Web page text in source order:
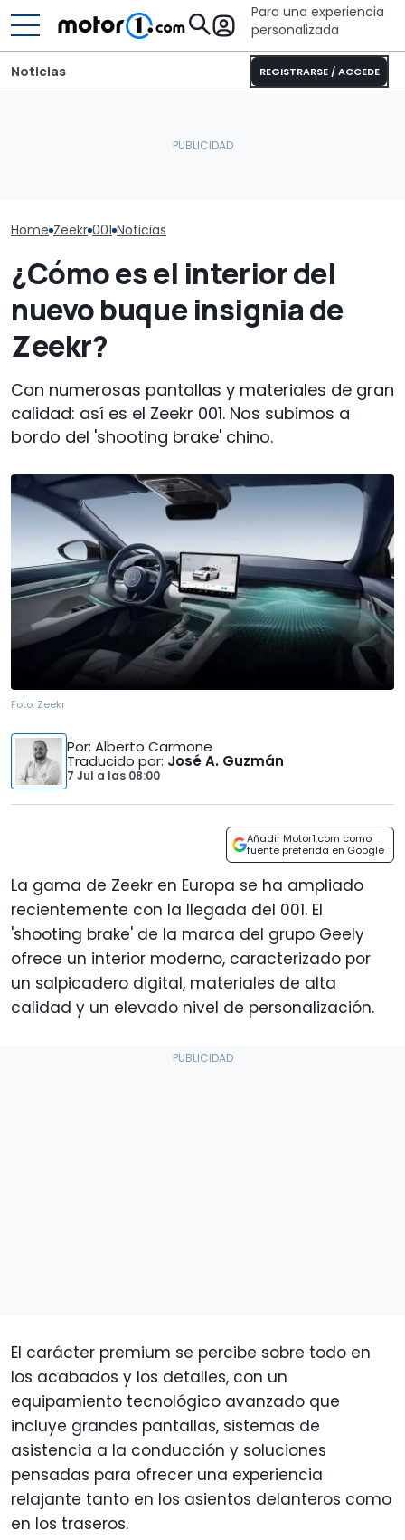
Para una experiencia
personalizada
REGISTRARSE / ACCEDE
Noticias
Home Zeekr 001 Noticias
¿Cómo es el interior del
nuevo buque insignia de
Zeekr?
Con numerosas pantallas y materiales de gran
calidad: así es el Zeekr 001. Nos subimos a
bordo del 'shooting brake' chino.
Foto: Zeekr
Por: Alberto Carmone
Traducido por: José A. Guzmán
7 Jul a las 08:00
Añadir Motor1.com como
fuente preferida en Google
La gama de Zeekr en Europa se ha ampliado
recientemente con la llegada del 001. El
'shooting brake' de la marca del grupo Geely
ofrece un interior moderno, caracterizado por
un salpicadero digital, materiales de alta
calidad y un elevado nivel de personalización.
El carácter premium se percibe sobre todo en
los acabados y los detalles, con un
equipamiento tecnológico avanzado que
incluye grandes pantallas, sistemas de
asistencia a la conducción y soluciones
pensadas para ofrecer una experiencia
relajante tanto en los asientos delanteros como
en los traseros.